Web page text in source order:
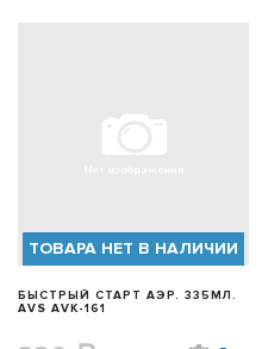
ТОВАРА НЕТ В НАЛИЧИИ
БЫСТРЫЙ СТАРТ АЭР. 335МЛ.
AVS AVK-161